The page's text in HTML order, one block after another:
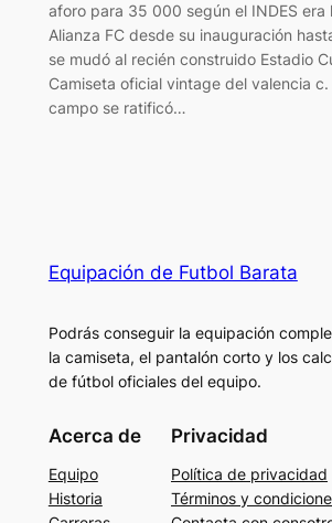
aforo para 35 000 según el INDES era
Alianza FC desde su inauguración
se mudó al recién construido Estadio
Camiseta oficial vintage del valencia
campo se ratificó…
Equipación de Futbol Barata
Podrás conseguir la equipación
la camiseta, el pantalón corto y los
de fútbol oficiales del equipo.
Acerca de
Equipo
Historia
Privacidad
Política de privacidad
Términos y